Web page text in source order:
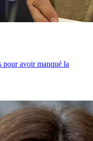
pour avoir manqué la